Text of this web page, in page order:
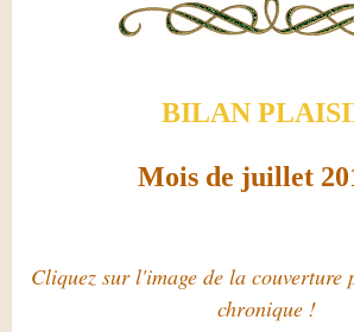
BILAN
Mois de juillet
Cliquez sur l'image de la couverture
chronique !